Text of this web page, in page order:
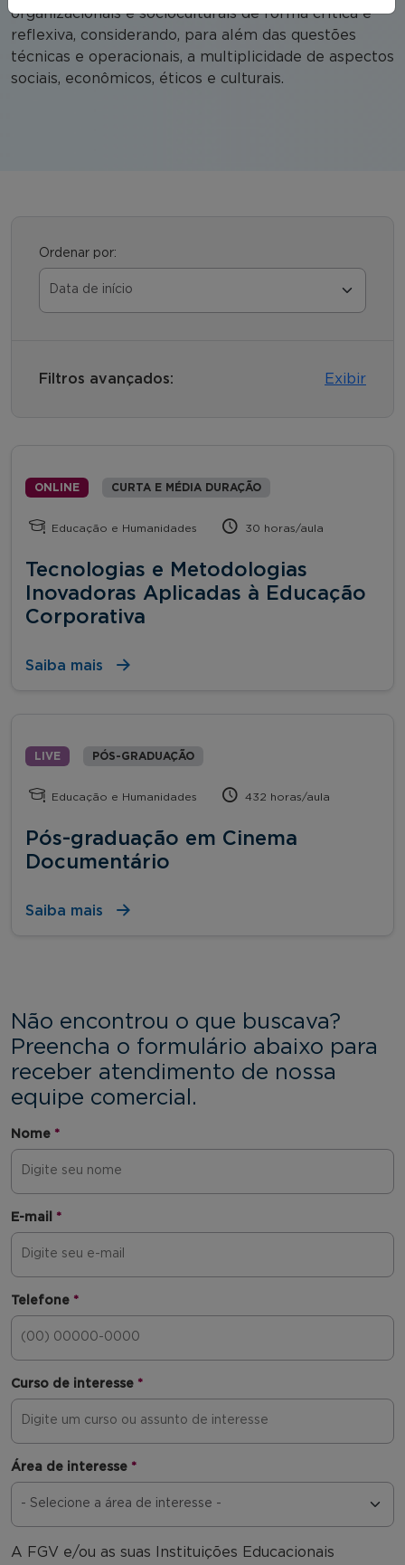
organizacionais e socioculturais de forma crítica e
reflexiva, considerando, para além das questões
técnicas e operacionais, a multiplicidade de aspectos
sociais, econômicos, éticos e culturais.
Ordenar por:
Filtros avançados: Exibir
ONLINE CURTA E MÉDIA DURAÇÃO
Educação e Humanidades 30 horas/aula
Tecnologias e Metodologias
Inovadoras Aplicadas à Educação
Corporativa
Saiba mais
LIVE PÓS-GRADUAÇÃO
Educação e Humanidades 432 horas/aula
Pós-graduação em Cinema
Documentário
Saiba mais
Não encontrou o que buscava?
Preencha o formulário abaixo para
receber atendimento de nossa
equipe comercial.
Nome *
E-mail *
Telefone *
Curso de interesse *
Área de interesse *
A FGV e/ou as suas Instituições Educacionais